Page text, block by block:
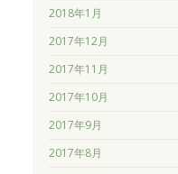
2018年1月
2017年12月
2017年11月
2017年10月
2017年9月
2017年8月